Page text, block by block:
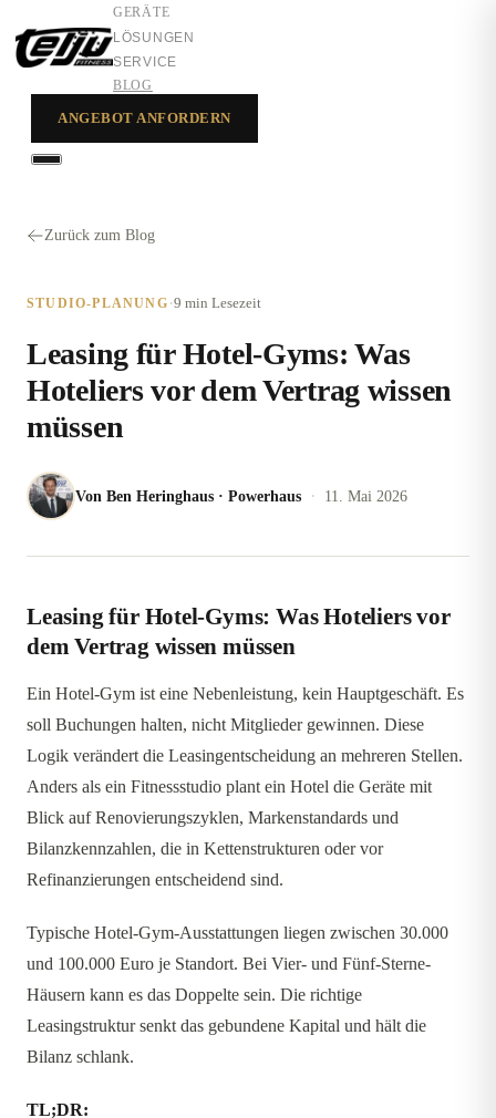
GERÄTE
LÖSUNGEN
SERVICE
BLOG
ANGEBOT ANFORDERN
Zurück zum Blog
STUDIO-PLANUNG ·9 min Lesezeit
Leasing für Hotel-Gyms: Was
Hoteliers vor dem Vertrag wissen
müssen
Von Ben Heringhaus · Powerhaus · 11. Mai 2026
Leasing für Hotel-Gyms: Was Hoteliers vor
dem Vertrag wissen müssen
Ein Hotel-Gym ist eine Nebenleistung, kein Hauptgeschäft. Es
soll Buchungen halten, nicht Mitglieder gewinnen. Diese
Logik verändert die Leasingentscheidung an mehreren Stellen.
Anders als ein Fitnessstudio plant ein Hotel die Geräte mit
Blick auf Renovierungszyklen, Markenstandards und
Bilanzkennzahlen, die in Kettenstrukturen oder vor
Refinanzierungen entscheidend sind.
Typische Hotel-Gym-Ausstattungen liegen zwischen 30.000
und 100.000 Euro je Standort. Bei Vier- und Fünf-Sterne-
Häusern kann es das Doppelte sein. Die richtige
Leasingstruktur senkt das gebundene Kapital und hält die
Bilanz schlank.
TL;DR: